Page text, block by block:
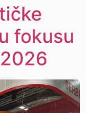
fokusu